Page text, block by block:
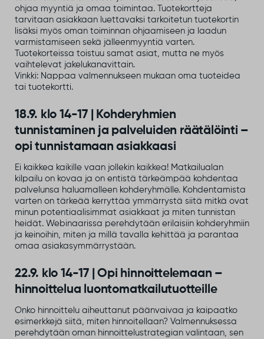
ohjaa myyntiä ja omaa toimintaa. Tuotekortteja
tarvitaan asiakkaan luettavaksi tarkoitetun tuotekortin
lisäksi myös oman toiminnan ohjaamiseen ja laadun
varmistamiseen sekä jälleenmyyntiä varten.
Tuotekorteissa toistuu samat asiat, mutta ne myös
vaihtelevat jakelukanavittain.
Vinkki: Nappaa valmennukseen mukaan oma tuoteidea
tai tuotekortti.
18.9. klo 14-17 | Kohderyhmien
tunnistaminen ja palveluiden räätälöinti –
opi tunnistamaan asiakkaasi
Ei kaikkea kaikille vaan jollekin kaikkea! Matkailualan
kilpailu on kovaa ja on entistä tärkeämpää kohdentaa
palvelunsa haluamalleen kohderyhmälle. Kohdentamista
varten on tärkeää kerryttää ymmärrystä siitä mitkä ovat
minun potentiaalisimmat asiakkaat ja miten tunnistan
heidät. Webinaarissa perehdytään erilaisiin kohderyhmiin
ja keinoihin, miten ja millä tavalla kehittää ja parantaa
omaa asiakasymmärrystään.
22.9. klo 14-17 | Opi hinnoittelemaan –
hinnoittelua luontomatkailutuotteille
Onko hinnoittelu aiheuttanut päänvaivaa ja kaipaatko
esimerkkejä siitä, miten hinnoitellaan? Valmennuksessa
perehdytään oman hinnoittelustrategian valintaan, sen